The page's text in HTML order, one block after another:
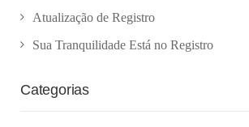
Atualização de Registro
Sua Tranquilidade Está no Registro
Categorias